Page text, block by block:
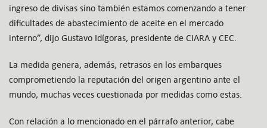
ingreso de divisas sino también estamos comenzando a tener
dificultades de abastecimiento de aceite en el mercado
interno”, dijo Gustavo Idígoras, presidente de CIARA y CEC.
La medida genera, además, retrasos en los embarques
comprometiendo la reputación del origen argentino ante el
mundo, muchas veces cuestionada por medidas como estas.
Con relación a lo mencionado en el párrafo anterior, cabe